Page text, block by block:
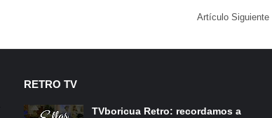
Artículo Siguiente
RETRO TV
TVboricua Retro: recordamos a